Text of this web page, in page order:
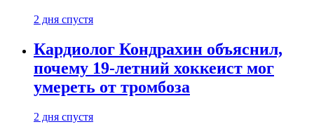
2 дня спустя
Кардиолог Кондрахин объяснил,
почему 19-летний хоккеист мог
умереть от тромбоза
2 дня спустя